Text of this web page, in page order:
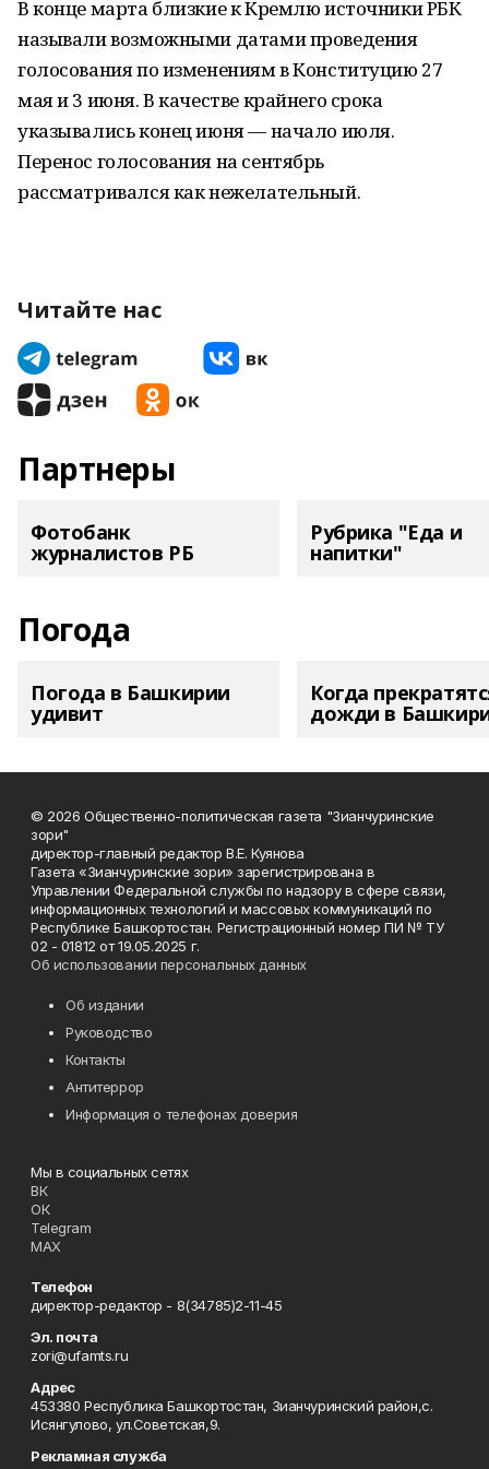
В конце марта близкие к Кремлю источники РБК
называли возможными датами проведения
голосования по изменениям в Конституцию 27
мая и 3 июня. В качестве крайнего срока
указывались конец июня — начало июля.
Перенос голосования на сентябрь
рассматривался как нежелательный.
Читайте нас
Партнеры
Фотобанк
журналистов РБ
Рубрика "Еда и
напитки"
Погода
Погода в Башкирии
удивит
Когда
дожди в
© 2026 Общественно-политическая газета "Зианчуринские
зори"
директор-главный редактор В.Е. Куянова
Газета «Зианчуринские зори» зарегистрирована в
Управлении Федеральной службы по надзору в сфере связи,
информационных технологий и массовых коммуникаций по
Республике Башкортостан. Регистрационный номер ПИ № ТУ
02 - 01812 от 19.05.2025 г.
Об использовании персональных данных
Об издании
Руководство
Контакты
Антитеррор
Информация о телефонах доверия
Мы в социальных сетях
ВК
ОК
Telegram
MAX
Телефон
директор-редактор - 8(34785)2-11-45
Эл. почта
zori@ufamts.ru
Адрес
453380 Республика Башкортостан, Зианчуринский район,с.
Исянгулово, ул.Советская,9.
Рекламная служба